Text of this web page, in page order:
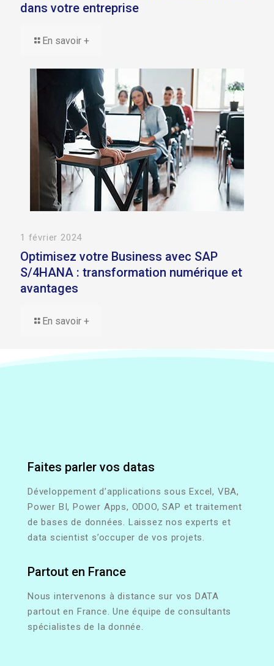
dans votre entreprise
En savoir +
1 février 2024
Optimisez votre Business avec SAP
S/4HANA : transformation numérique et
avantages
En savoir +
Faites parler vos datas
Développement d’applications sous Excel, VBA,
Power BI, Power Apps, ODOO, SAP et traitement
de bases de données. Laissez nos experts et
data scientist s’occuper de vos projets.
Partout en France
Nous intervenons à distance sur vos DATA
partout en France. Une équipe de consultants
spécialistes de la donnée.